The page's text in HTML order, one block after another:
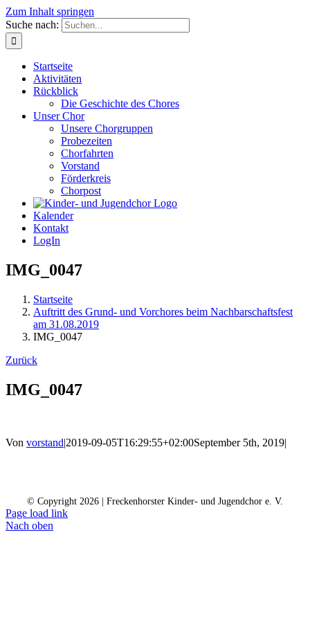
Zum Inhalt springen
Suche nach:
Startseite
Aktivitäten
Rückblick
Die Geschichte des Chores
Unser Chor
Unsere Chorgruppen
Probezeiten
Chorfahrten
Vorstand
Förderkreis
Chorpost
Kalender
Kontakt
LogIn
IMG_0047
Startseite
Auftritt des Grund- und Vorchores beim Nachbarschaftsfest
am 31.08.2019
IMG_0047
Zurück
IMG_0047
Von vorstand|2019-09-05T16:29:55+02:00September 5th, 2019|
© Copyright 2026 | Freckenhorster Kinder- und Jugendchor e. V.
Page load link
Nach oben